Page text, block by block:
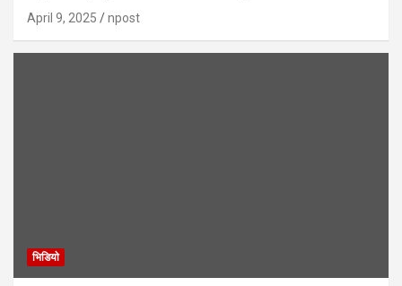
April 9, 2025 npost
भिडियाे